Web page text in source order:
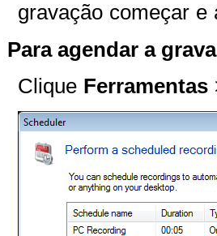
gravação começar
Para agendar a
Clique Ferramentas